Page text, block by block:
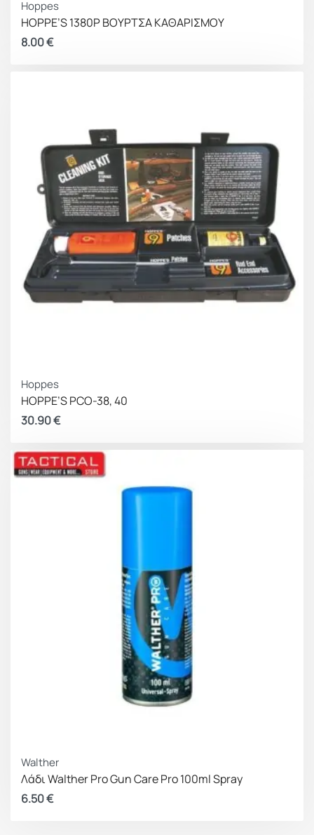
Hoppes
HOPPE’S 1380P ΒΟΥΡΤΣΑ ΚΑΘΑΡΙΣΜΟΥ
8.00€
Hoppes
HOPPE’S PCO-38, 40
30.90€
Walther
Λάδι Walther Pro Gun Care Pro 100ml Spray
6.50€